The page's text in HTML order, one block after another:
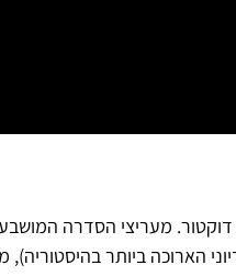
הבדיוני הארוכה ביותר